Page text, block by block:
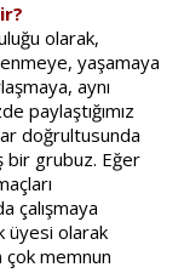
olarak,
yaşamaya
aynı
paylaştığımız
doğrultusunda
bir grubuz. Eğer
çalışmaya
üyesi olarak
çok memnun